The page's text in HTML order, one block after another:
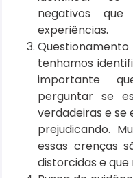
negativos
experiências.
tenhamos
importante
perguntar se
verdadeiras e se
prejudicando.
essas crenças
distorcidas e